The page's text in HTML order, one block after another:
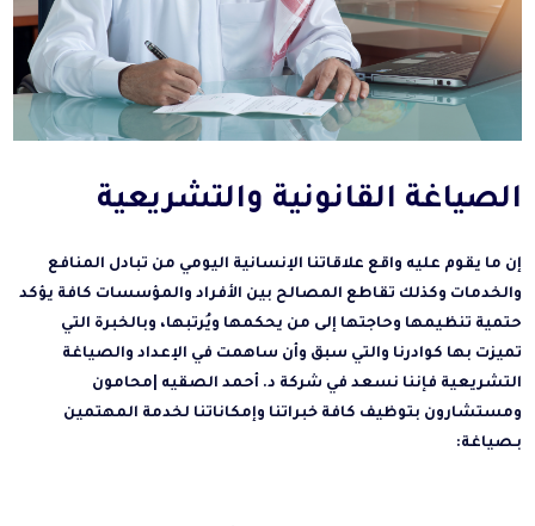
الصياغة القانونية والتشريعية
إن ما يقوم عليه واقع علاقاتنا الإنسانية اليومي من تبادل المنافع
والخدمات وكذلك تقاطع المصالح بين الأفراد والمؤسسات كافة يؤكد
حتمية تنظيمها وحاجتها إلى من يحكمها ويُرتبها، وبالخبرة التي
تميزت بها كوادرنا والتي سبق وأن ساهمت في الإعداد والصياغة
التشريعية فإننا نسعد في شركة د. أحمد الصقيه |محامون
ومستشارون بتوظيف كافة خبراتنا وإمكاناتنا لخدمة المهتمين
بـصياغة: